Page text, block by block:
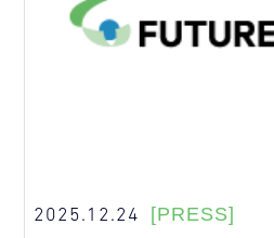
2025.12.24 [PRESS]